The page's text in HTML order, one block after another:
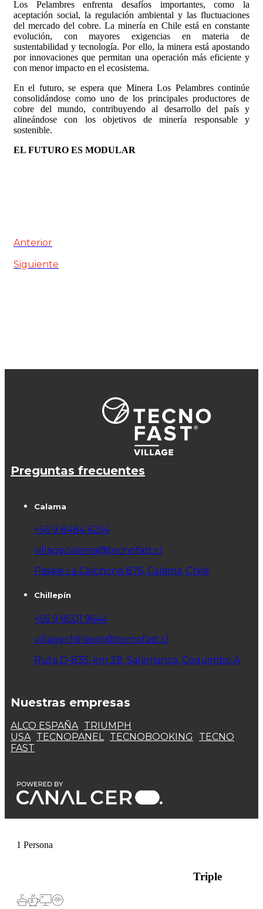
Los Pelambres enfrenta desafíos importantes, como la
aceptación social, la regulación ambiental y las fluctuaciones
del mercado del cobre. La minería en Chile está en constante
evolución, con mayores exigencias en materia de
sustentabilidad y tecnología. Por ello, la minera está apostando
por innovaciones que permitan una operación más eficiente y
con menor impacto en el ecosistema.
En el futuro, se espera que Minera Los Pelambres continúe
consolidándose como uno de los principales productores de
cobre del mundo, contribuyendo al desarrollo del país y
alineándose con los objetivos de minería responsable y
sostenible.
EL FUTURO ES MODULAR
Anterior
Siguiente
Preguntas frecuentes
Calama
+56 9 8484 6254
villagecalama@tecnofast.cl
Pasaje La Calchona 876, Calama, Chile
Chillepín
+56 9 8501 9644
villagechillepin@tecnofast.cl
Ruta D-835, km 28, Salamanca, Coquimbo.A
Nuestras empresas
ALCO ESPAÑA TRIUMPH
USA TECNOPANEL TECNOBOOKING
TECNO
FAST
1 Persona
Triple